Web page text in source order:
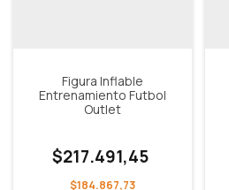
Figura Inflable
Entrenamiento Futbol
Outlet
$217.491,45
$184.867,73